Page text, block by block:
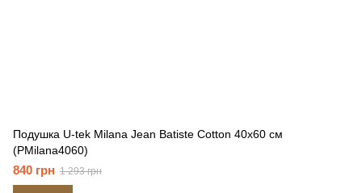
Подушка U-tek Milana Jean Batiste Cotton 40x60 см
(PMilana4060)
840 грн 1 293 грн